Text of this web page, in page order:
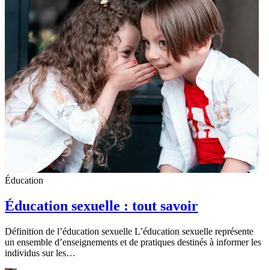
Éducation
Éducation sexuelle : tout savoir
Définition de l’éducation sexuelle L’éducation sexuelle représente
un ensemble d’enseignements et de pratiques destinés à informer les
individus sur les…